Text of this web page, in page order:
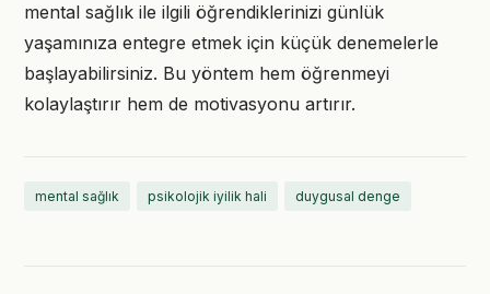
mental sağlık ile ilgili öğrendiklerinizi günlük
yaşamınıza entegre etmek için küçük denemelerle
başlayabilirsiniz. Bu yöntem hem öğrenmeyi
kolaylaştırır hem de motivasyonu artırır.
mental sağlık psikolojik iyilik hali duygusal denge